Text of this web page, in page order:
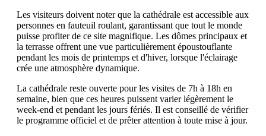
Les visiteurs doivent noter que la cathédrale est accessible aux
personnes en fauteuil roulant, garantissant que tout le monde
puisse profiter de ce site magnifique. Les dômes principaux et
la terrasse offrent une vue particulièrement époustouflante
pendant les mois de printemps et d'hiver, lorsque l'éclairage
crée une atmosphère dynamique.
La cathédrale reste ouverte pour les visites de 7h à 18h en
semaine, bien que ces heures puissent varier légèrement le
week-end et pendant les jours fériés. Il est conseillé de vérifier
le programme officiel et de prêter attention à toute mise à jour.